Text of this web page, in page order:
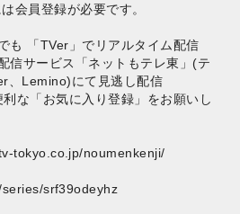
会員登録が必要です。
も 「TVer」でリアルタイム配信
信サービス「ネットもテレ東」(テ
、Lemino)にて見逃し配信
な「お気に入り登録」をお願いし
tokyo.co.jp/noumenkenji/
srf39odeyhz